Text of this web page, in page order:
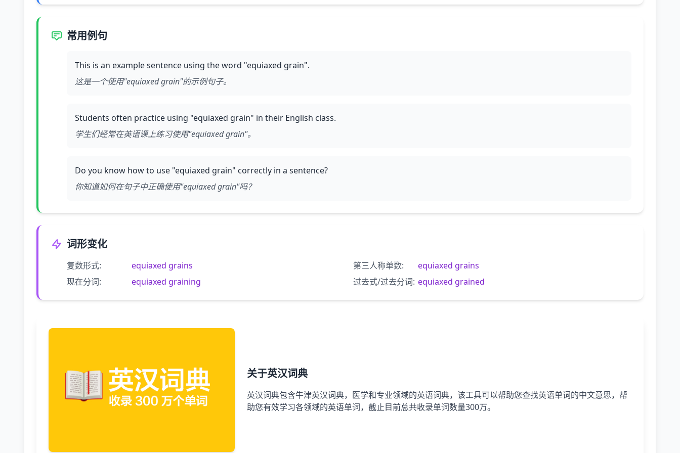
常用例句
This is an example sentence using the word "equiaxed grain".
这是一个使用"equiaxed grain"的示例句子。
Students often practice using "equiaxed grain" in their English class.
学生们经常在英语课上练习使用"equiaxed grain"。
Do you know how to use "equiaxed grain" correctly in a sentence?
你知道如何在句子中正确使用"equiaxed grain"吗？
词形变化
复数形式: equiaxed grains 第三人称单数:
equiaxed grains
现在分词:
equiaxed graining 过去式/过去分词: equiaxed grained
关于英汉词典
英汉词典包含牛津英汉词典，医学和专业领域的英语词典，该工具可以帮助您查找英语单词的中文意思，帮
助您有效学习各领域的英语单词，截止目前总共收录单词数量300万。